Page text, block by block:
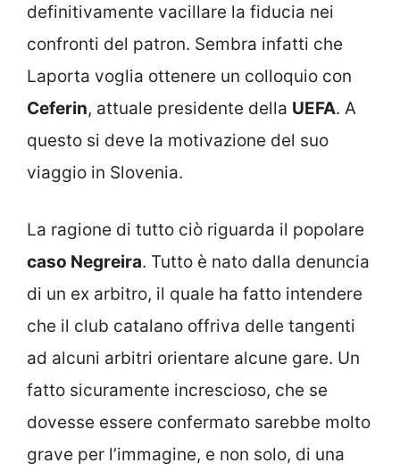
definitivamente vacillare la fiducia nei
confronti del patron. Sembra infatti che
Laporta voglia ottenere un colloquio con
Ceferin, attuale presidente della UEFA. A
questo si deve la motivazione del suo
viaggio in Slovenia.
La ragione di tutto ciò riguarda il popolare
caso Negreira. Tutto è nato dalla denuncia
di un ex arbitro, il quale ha fatto intendere
che il club catalano offriva delle tangenti
ad alcuni arbitri orientare alcune gare. Un
fatto sicuramente increscioso, che se
dovesse essere confermato sarebbe molto
grave per l’immagine, e non solo, di una